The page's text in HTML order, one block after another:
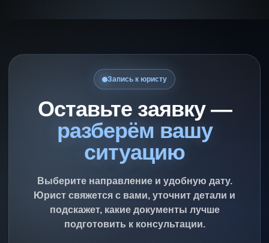
Запись к юристу
Оставьте заявку —
разберём вашу
ситуацию
Выберите направление и удобную дату.
Юрист свяжется с вами, уточнит детали и
подскажет, какие документы лучше
подготовить к консультации.